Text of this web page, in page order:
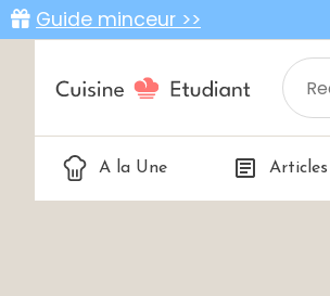
Guide minceur >>
A la Une Articles